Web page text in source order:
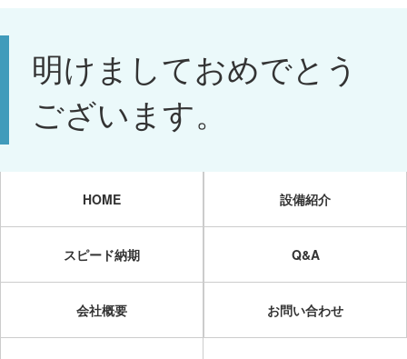
明けましておめでとう
ございます。
HOME 設備紹介
スピード納期 Q&A
会社概要 お問い合わせ